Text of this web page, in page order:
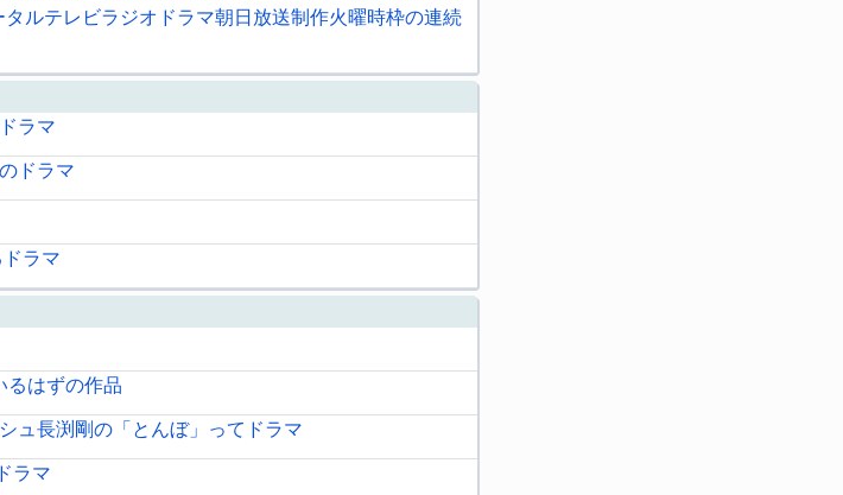
ルテレビラジオドラマ朝日放送制作火曜時枠の連続
ラマ
ドラマ
ラマ
るはずの作品
ュ長渕剛の「とんぼ」ってドラマ
ラマ